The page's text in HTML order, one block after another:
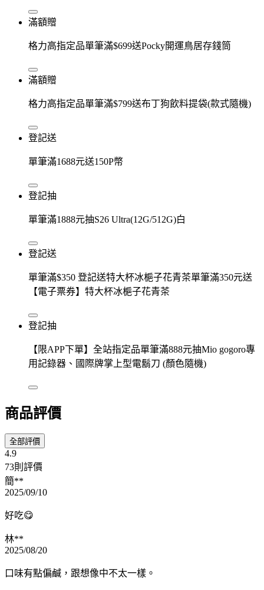
滿額贈
格力高指定品單筆滿$699送Pocky開運鳥居存錢筒
滿額贈
格力高指定品單筆滿$799送布丁狗飲料提袋(款式隨機)
登記送
單筆滿1688元送150P幣
登記抽
單筆滿1888元抽S26 Ultra(12G/512G)白
登記送
單筆滿$350 登記送特大杯冰梔子花青茶單筆滿350元送
【電子票券】特大杯冰梔子花青茶
登記抽
【限APP下單】全站指定品單筆滿888元抽Mio gogoro專
用記錄器、國際牌掌上型電鬍刀 (顏色隨機)
商品評價
全部評價
4.9
73則評價
簡**
2025/09/10
好吃😋
林**
2025/08/20
口味有點偏鹹，跟想像中不太一樣。